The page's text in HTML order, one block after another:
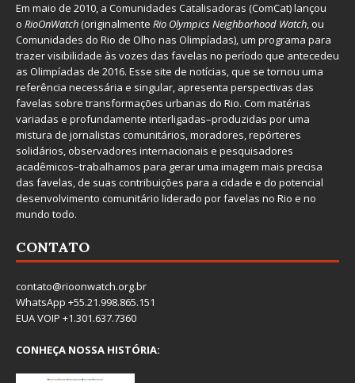
Em maio de 2010, a Comunidades Catalisadoras (ComCat) lançou
o RioOnWatch(originalmente Rio Olympics Neighborhood Watch, ou
Comunidades do Rio de Olho nas Olimpíadas), um programa para
trazer visibilidade às vozes das favelas no período que antecedeu
as Olimpíadas de 2016. Esse site de notícias, que se tornou uma
referência necessária e singular, apresenta perspectivas das
favelas sobre transformações urbanas do Rio. Com matérias
variadas e profundamente interligadas–produzidas por uma
mistura de jornalistas comunitários, moradores, repórteres
solidários, observadores internacionais e pesquisadores
acadêmicos–trabalhamos para gerar uma imagem mais precisa
das favelas, de suas contribuições para a cidade e do potencial
desenvolvimento comunitário liderado por favelas no Rio e no
mundo todo.
CONTATO
contato@rioonwatch.org.br
WhatsApp +55.21.998.865.151
EUA VOIP +1.301.637.7360
CONHEÇA NOSSA HISTÓRIA: